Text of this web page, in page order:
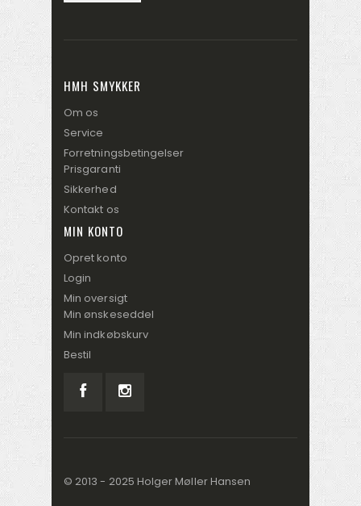
HMH SMYKKER
Om os
Service
Forretningsbetingelser
Prisgaranti
Sikkerhed
Kontakt os
MIN KONTO
Opret konto
Login
Min oversigt
Min ønskeseddel
Min indkøbskurv
Bestil
© 2013 - 2025 Holger Møller Hansen